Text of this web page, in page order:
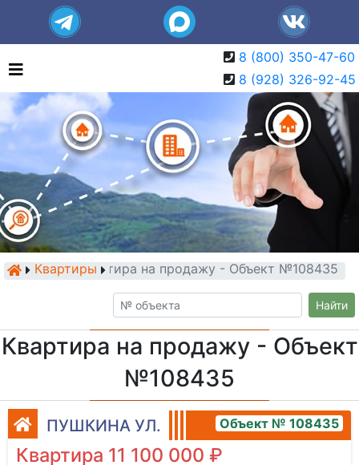
8 (800) 350-47-60
8 (928) 326-92-45
КвартирыКвартира на продажу - Объект №108435
Найти
Квартира на продажу - Объект
№108435
ПУШКИНА УЛ. Объект № 108435
Квартира 11 100 000 ₽